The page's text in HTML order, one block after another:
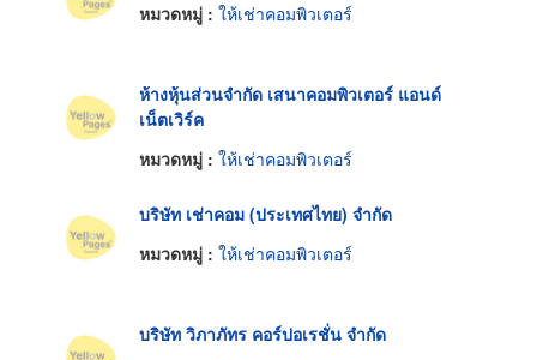
หมวดหมู่ : ให้เช่าคอมพิวเตอร์
ห้างหุ้นส่วนจำกัด เสนาคอมพิวเตอร์ แอนด์
เน็ตเวิร์ค
หมวดหมู่ : ให้เช่าคอมพิวเตอร์
บริษัท เช่าคอม (ประเทศไทย) จำกัด
หมวดหมู่ : ให้เช่าคอมพิวเตอร์
บริษัท วิภาภัทร คอร์ปอเรชั่น จำกัด